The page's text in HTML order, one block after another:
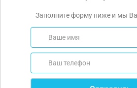
Тип детали:Б/У
Состояние:Нормальное
Серый
Наличие:
В наличии
Заполните форму ниже и мы